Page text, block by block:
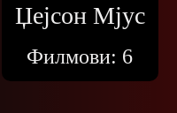
Џејсон Мјус
Филмови: 6